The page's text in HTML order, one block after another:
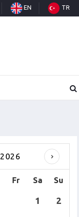
EN TR
2026
Fr Sa Su
1
2